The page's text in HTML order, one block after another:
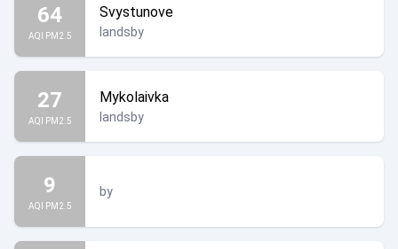
64
AQI PM2.5
Svystunove
landsby
27
AQI PM2.5
Mykolaivka
landsby
9
AQI PM2.5
by